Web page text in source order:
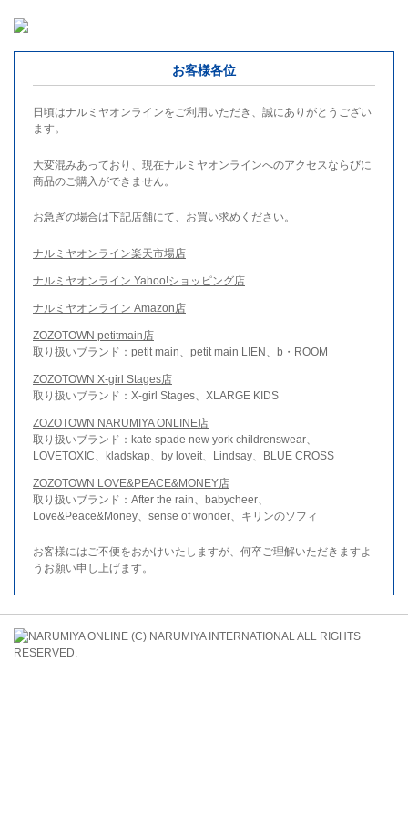
お客様各位
日頃はナルミヤオンラインをご利用いただき、誠にありがとうござい
ます。
大変混みあっており、現在ナルミヤオンラインへのアクセスならびに
商品のご購入ができません。
お急ぎの場合は下記店舗にて、お買い求めください。
ナルミヤオンライン楽天市場店
ナルミヤオンライン Yahoo!ショッピング店
ナルミヤオンライン Amazon店
ZOZOTOWN petitmain店
取り扱いブランド：petit main、petit main LIEN、b・ROOM
ZOZOTOWN X-girl Stages店
取り扱いブランド：X-girl Stages、XLARGE KIDS
ZOZOTOWN NARUMIYA ONLINE店
取り扱いブランド：kate spade new york childrenswear、
LOVETOXIC、kladskap、by loveit、Lindsay、BLUE CROSS
ZOZOTOWN LOVE&PEACE&MONEY店
取り扱いブランド：After the rain、babycheer、
Love&Peace&Money、sense of wonder、キリンのソフィ
お客様にはご不便をおかけいたしますが、何卒ご理解いただきますよ
うお願い申し上げます。